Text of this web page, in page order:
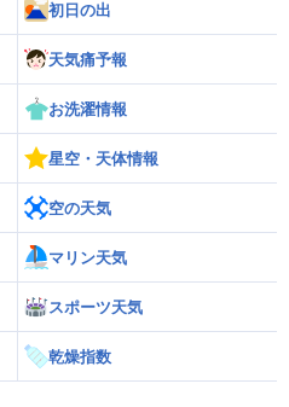
初日の出
天気痛予報
お洗濯情報
星空・天体情報
空の天気
マリン天気
スポーツ天気
乾燥指数